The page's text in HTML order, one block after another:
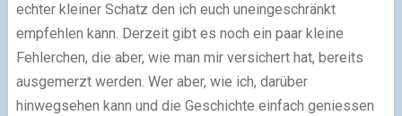
echter kleiner Schatz den ich euch uneingeschränkt
empfehlen kann. Derzeit gibt es noch ein paar kleine
Fehlerchen, die aber, wie man mir versichert hat, bereits
ausgemerzt werden. Wer aber, wie ich, darüber
hinwegsehen kann und die Geschichte einfach geniessen